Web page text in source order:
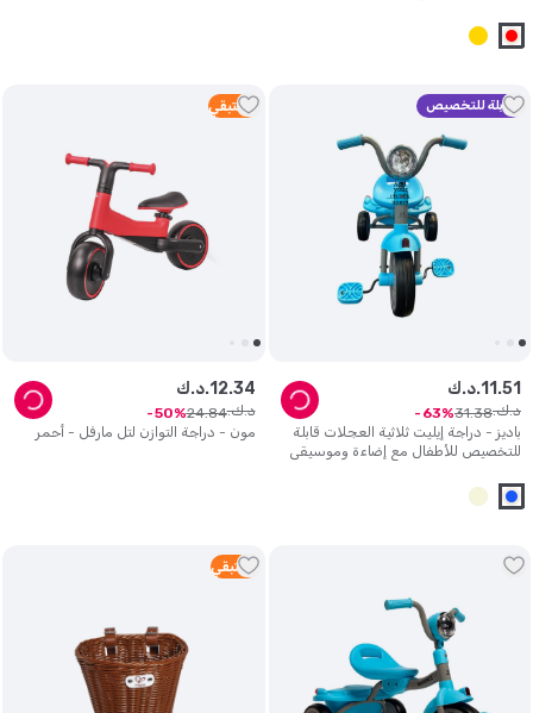
قابلة للتخصيص
باديز - دراجة إيليت ثلاثية العجلات قابلة
للتخصيص للأطفال مع إضاءة وموسيقى
د.ك.11 .51
د.ك. 31.38
63
3 متبقي
مون - دراجة التوازن لتل مارفل - أحمر
د.ك.12.34
د.ك. 24.84
50
1 متبقي